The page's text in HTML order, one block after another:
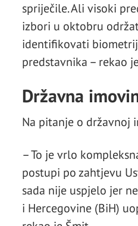
spriječile. Ali visoki
izbori u oktobru
identifikovati
predstavnika – rekao
Državna
Na pitanje o državnoj
– To je vrlo
postupi po zahtjevu
sada nije uspjelo jer
i Hercegovine (BiH)